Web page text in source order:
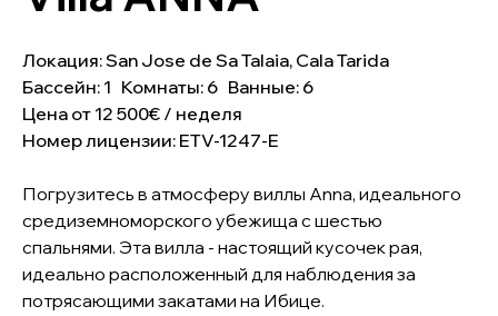
Локация: San Jose de Sa Talaia, Cala Tarida
Бассейн: 1 Комнаты: 6 Ванные: 6
Цена от 12 500€ / неделя
Номер лицензии: ETV-1247-E
Погрузитесь в атмосферу виллы Anna, идеального
средиземноморского убежища с шестью
спальнями. Эта вилла - настоящий кусочек рая,
идеально расположенный для наблюдения за
потрясающими закатами на Ибице.